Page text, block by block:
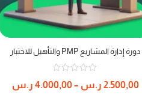
دورة إدارة المشاريع PMP والتأهيل للاختبار
2.500,00 ر.س –
4.000,00 ر.س